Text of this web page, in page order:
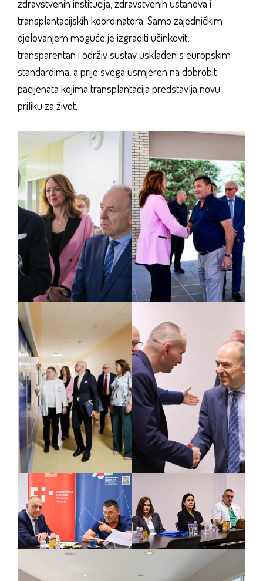
zdravstvenih institucija, zdravstvenih ustanova i
transplantacijskih koordinatora. Samo zajedničkim
djelovanjem moguće je izgraditi učinkovit,
transparentan i održiv sustav usklađen s europskim
standardima, a prije svega usmjeren na dobrobit
pacijenata kojima transplantacija predstavlja novu
priliku za život.